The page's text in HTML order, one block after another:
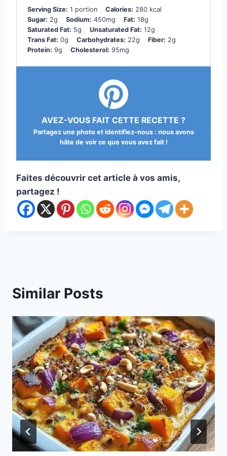
Serving Size: 1 portion Calories: 280 kcal
Sugar: 2g Sodium: 450mg Fat: 18g
Saturated Fat: 5g Unsaturated Fat: 12g
Trans Fat: 0g Carbohydrates: 22g Fiber: 2g
Protein: 9g Cholesterol: 95mg
AVEZ-VOUS FAIT CETTE RECETTE ?
Partagez une photo et identifiez-nous : nous avons
hâte de voir ce que vous avez fait !
Faites découvrir cet article à vos amis,
partagez !
Similar Posts